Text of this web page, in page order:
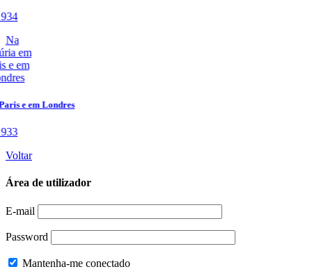
Voltar
Área de utilizador
E-mail
Password
Mantenha-me conectado